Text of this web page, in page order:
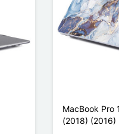
MacBook Pro
(2018) (2016)